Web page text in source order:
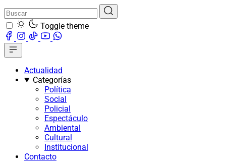
Toggle theme
Actualidad
Categorías
Política
Social
Policial
Espectáculo
Ambiental
Cultural
Institucional
Contacto